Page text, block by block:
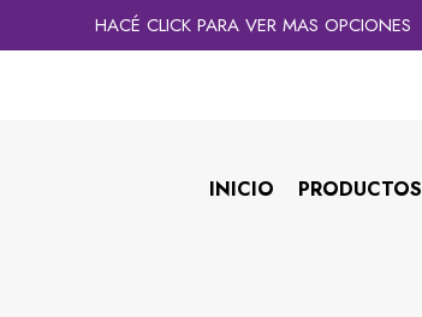
HACÉ CLICK PARA VER MAS OPCIONES
INICIO PRODUCTOS